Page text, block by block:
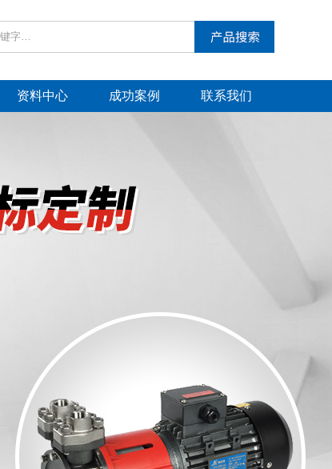
资料中心 成功案例 联系我们